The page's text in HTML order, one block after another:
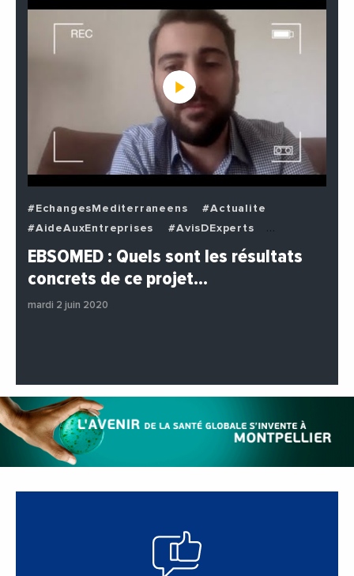
#EchangesMediterraneens
#Actualite
#AideAuxEntreprises
#AvisDExperts
#BuzzNews
#Decideurs
#Entreprises
#Institutions
EBSOMED : Quels sont les résultats
concrets de ce projet…
mardi 2 juin 2020